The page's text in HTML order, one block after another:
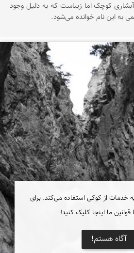
کوچک اما زیباست که به دلیل وجود
به این نام خوانده می‌شود.
خدمات از کوکی استفاده می‌کند. برای
قوانین ما اینجا کلیک کنید!
آگاه هستم!